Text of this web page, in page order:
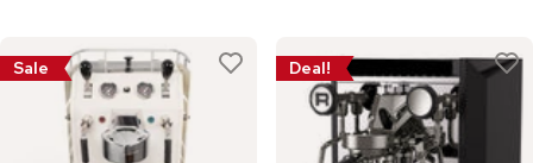
Sale Deal!